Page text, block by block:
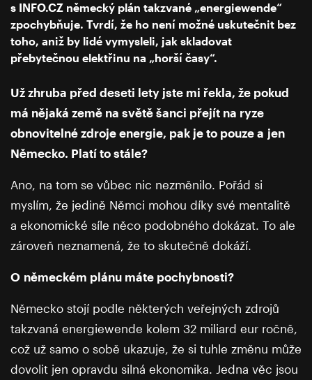
s INFO.CZ německý plán takzvané „energiewende“
zpochybňuje. Tvrdí, že ho není možné uskutečnit bez
toho, aniž by lidé vymysleli, jak skladovat
přebytečnou elektřinu na „horší časy“.
Už zhruba před deseti lety jste mi řekla, že pokud
má nějaká země na světě šanci přejít na ryze
obnovitelné zdroje energie, pak je to pouze a jen
Německo. Platí to stále?
Ano, na tom se vůbec nic nezměnilo. Pořád si
myslím, že jedině Němci mohou díky své mentalitě
a ekonomické síle něco podobného dokázat. To ale
zároveň neznamená, že to skutečně dokáží.
O německém plánu máte pochybnosti?
Německo stojí podle některých veřejných zdrojů
takzvaná energiewende kolem 32 miliard eur ročně,
což už samo o sobě ukazuje, že si tuhle změnu může
dovolit jen opravdu silná ekonomika. Jedna věc jsou